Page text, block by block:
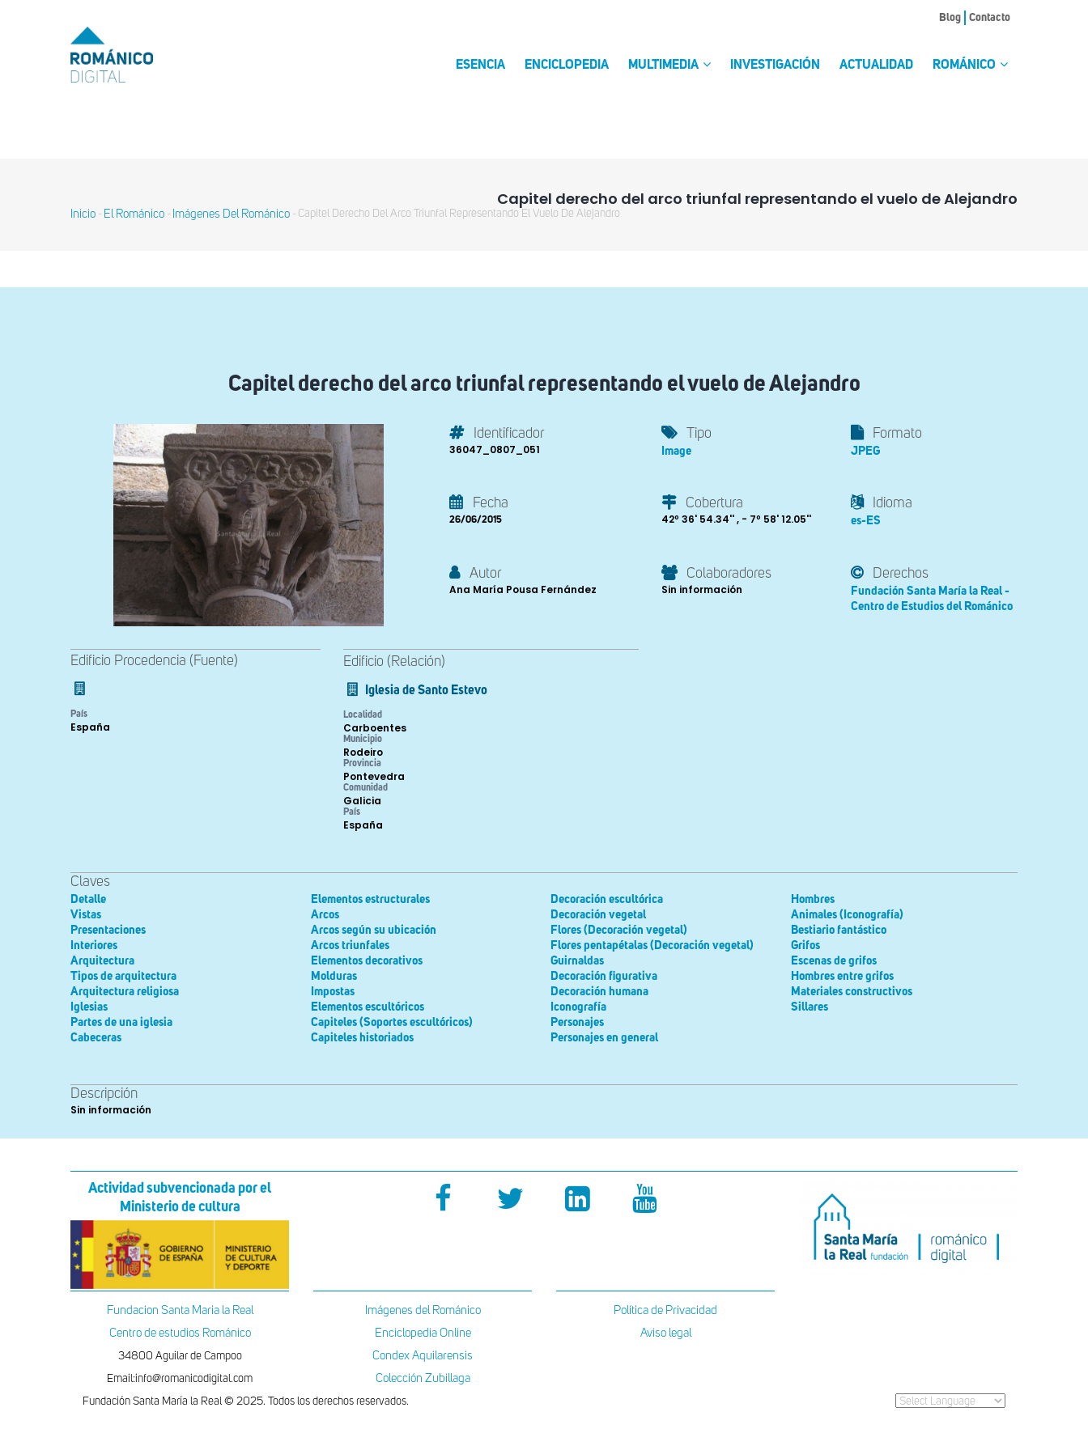
MENU
TOP
Blog Contacto
ESENCIA ENCICLOPEDIA MULTIMEDIA INVESTIGACIÓN ACTUALIDAD ROMÁNICO
Capitel derecho del arco triunfal representando el vuelo de Alejandro
Sobrescribir
Inicio - El Románico - Imágenes Del Románico - Capitel Derecho Del Arco Triunfal Representando El Vuelo De Alejandro
Capitel derecho del arco triunfal representando el vuelo de Alejandro
Identificador
36047_0807_051
Tipo
Image
Formato
JPEG
Fecha
26/06/2015
Cobertura
42º 36' 54.34'' , - 7º 58' 12.05''
Idioma
es-ES
Autor
Ana María Pousa Fernández
Colaboradores
Sin información
Derechos
Fundación Santa María la Real -
Centro de Estudios del Románico
Edificio Procedencia (Fuente)
País
España
Edificio (Relación)
Iglesia de Santo Estevo
Localidad
Carboentes
Municipio
Rodeiro
Provincia
Pontevedra
Comunidad
Galicia
País
España
Claves
Detalle
Vistas
Presentaciones
Interiores
Arquitectura
Tipos de arquitectura
Arquitectura religiosa
Iglesias
Partes de una iglesia
Cabeceras
Elementos estructurales
Arcos
Arcos según su ubicación
Arcos triunfales
Elementos decorativos
Molduras
Impostas
Elementos escultóricos
Capiteles (Soportes escultóricos)
Capiteles historiados
Decoración escultórica
Decoración vegetal
Flores (Decoración vegetal)
Flores pentapétalas (Decoración vegetal)
Guirnaldas
Decoración figurativa
Decoración humana
Iconografía
Personajes
Personajes en general
Hombres
Animales (Iconografía)
Bestiario fantástico
Grifos
Escenas de grifos
Hombres entre grifos
Materiales constructivos
Sillares
Descripción
Sin información
Actividad subvencionada por el
Ministerio de cultura
Fundacion Santa Maria la Real
Centro de estudios Románico
34800 Aguilar de Campoo
Email:info@romanicodigital.com
Imágenes del Románico
Enciclopedia Online
Condex Aquilarensis
Colección Zubillaga
Política de Privacidad
Aviso legal
Fundación Santa María la Real © 2025. Todos los derechos reservados.